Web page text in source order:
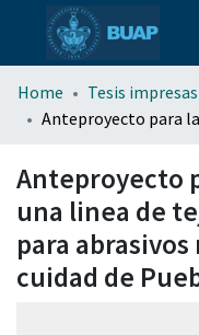
Home Tesis impresas
Anteproyecto
una linea de
para
cuidad de